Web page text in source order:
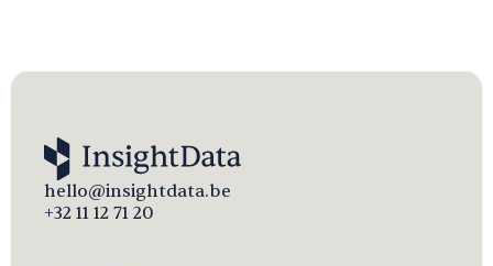
hello@insightdata.be
+32 11 12 71 20